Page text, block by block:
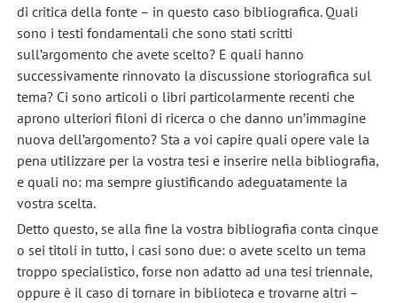
di critica della fonte – in questo caso bibliografica. Quali
sono i testi fondamentali che sono stati scritti
sull’argomento che avete scelto? E quali hanno
successivamente rinnovato la discussione storiografica sul
tema? Ci sono articoli o libri particolarmente recenti che
aprono ulteriori filoni di ricerca o che danno un’immagine
nuova dell’argomento? Sta a voi capire quali opere vale la
pena utilizzare per la vostra tesi e inserire nella bibliografia,
e quali no: ma sempre giustificando adeguatamente la
vostra scelta.
Detto questo, se alla fine la vostra bibliografia conta cinque
o sei titoli in tutto, i casi sono due: o avete scelto un tema
troppo specialistico, forse non adatto ad una tesi triennale,
oppure è il caso di tornare in biblioteca e trovarne altri –